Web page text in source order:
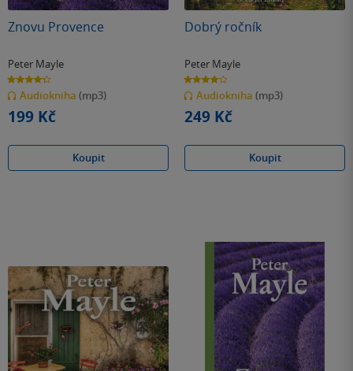
Znovu Provence
Peter Mayle
4.3
z
5
hvězdiček
Audiokniha (mp3)
199 Kč
Koupit
Dobrý ročník
Peter Mayle
4.0
z
5
hvězdiček
Audiokniha (mp3)
249 Kč
Koupit